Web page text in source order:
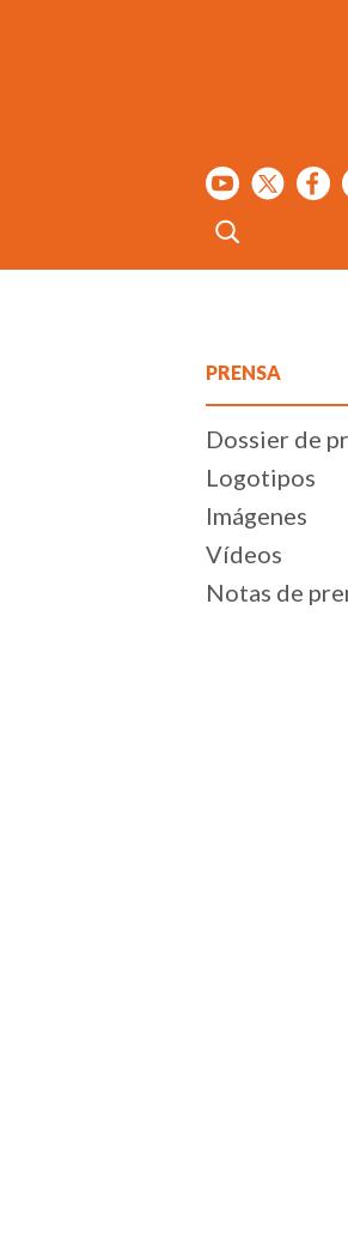
PRENSA
Dossier de
Logotipos
Imágenes
Vídeos
Notas de